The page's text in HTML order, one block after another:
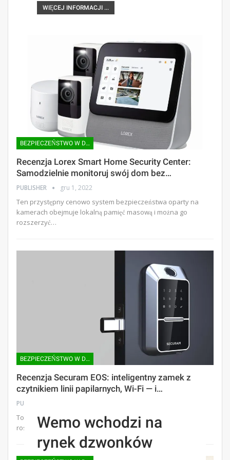
WIĘCEJ INFORMACJI ...
BEZPIECZEŃSTWO W DOMU |
Recenzja Lorex Smart Home Security Center:
Samodzielnie monitoruj swój dom bez…
PUBLISHER gru 1, 2022
Ten przystępny cenowo system bezpieczeństwa oparty na
kamerach obejmuje lokalną pamięć masową i można go
rozszerzyć…
BEZPIECZEŃSTWO W DOMU |
Recenzja Securam EOS: inteligentny zamek z
czytnikiem linii papilarnych, Wi-Fi — i…
PUBLISHER
To mocny drugi wysiłek, ale Securam nadal pracuje nad
rosnącymi bólami.
Wemo wchodzi na
rynek dzwonków